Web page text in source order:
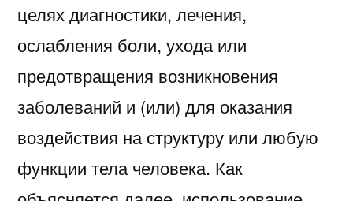
целях диагностики, лечения,
ослабления боли, ухода или
предотвращения возникновения
заболеваний и (или) для оказания
воздействия на структуру или любую
функции тела человека. Как